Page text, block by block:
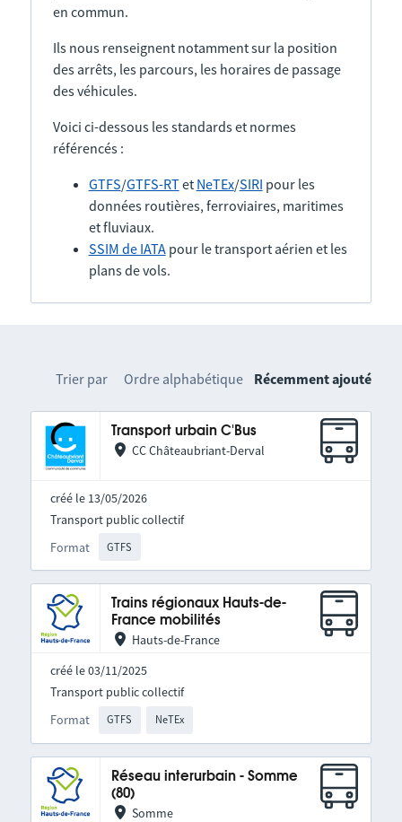
en commun.
Ils nous renseignent notamment sur la position
des arrêts, les parcours, les horaires de passage
des véhicules.
Voici ci-dessous les standards et normes
référencés :
GTFS/GTFS-RTet NeTEx/SIRI pour les
données routières, ferroviaires, maritimes
et fluviaux.
SSIM de IATApour le transport aérien et les
plans de vols.
Trier par Ordre alphabétique Récemment ajouté
Transport urbain C'Bus
CC Châteaubriant-Derval
créé le 13/05/2026
Format GTFS
Transport public collectif
Trains régionaux Hauts-de-
France mobilités
Hauts-de-France
créé le 03/11/2025
Format GTFS NeTEx
Transport public collectif
Réseau interurbain - Somme
(80)
Somme